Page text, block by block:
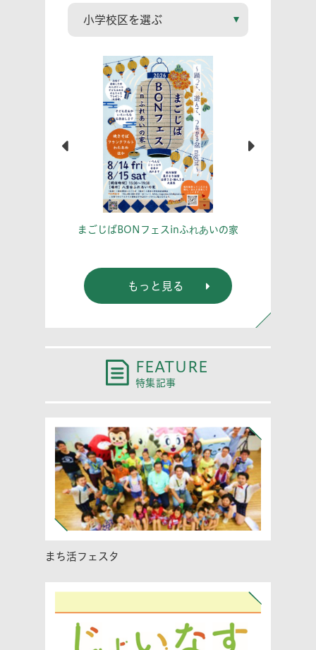
まごじばBONフェスinふれあいの家
もっと見る
FEATURE
特集記事
まち活フェスタ